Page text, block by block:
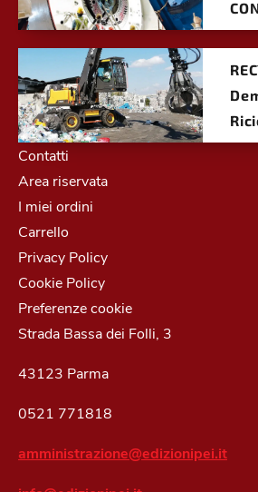
Contatti
Area riservata
I miei ordini
Carrello
Privacy Policy
Cookie Policy
Preferenze cookie
Strada Bassa dei Folli, 3
43123 Parma
0521 771818
amministrazione@edizionipei.it